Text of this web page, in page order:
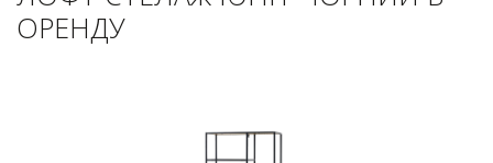
ОРЕНДУ